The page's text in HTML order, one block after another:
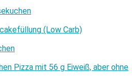
(Low Carb)
Pizza mit 56 g Eiweiß, aber ohne